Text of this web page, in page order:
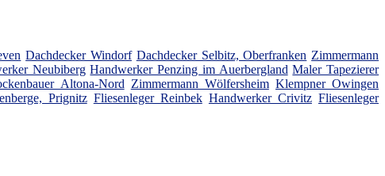
Dachdecker Windorf Dachdecker Selbitz, Oberfranken Zimmermann
Neubiberg Handwerker Penzing im Auerbergland Maler Tapezierer
Altona-Nord Zimmermann Wölfersheim Klempner Owingen
Prignitz Fliesenleger Reinbek Handwerker Crivitz Fliesenleger